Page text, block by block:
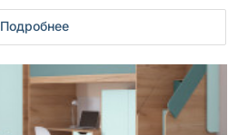
Подробнее